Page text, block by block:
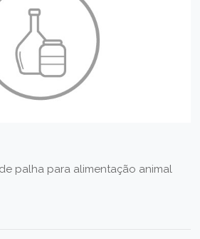
palha para alimentação animal